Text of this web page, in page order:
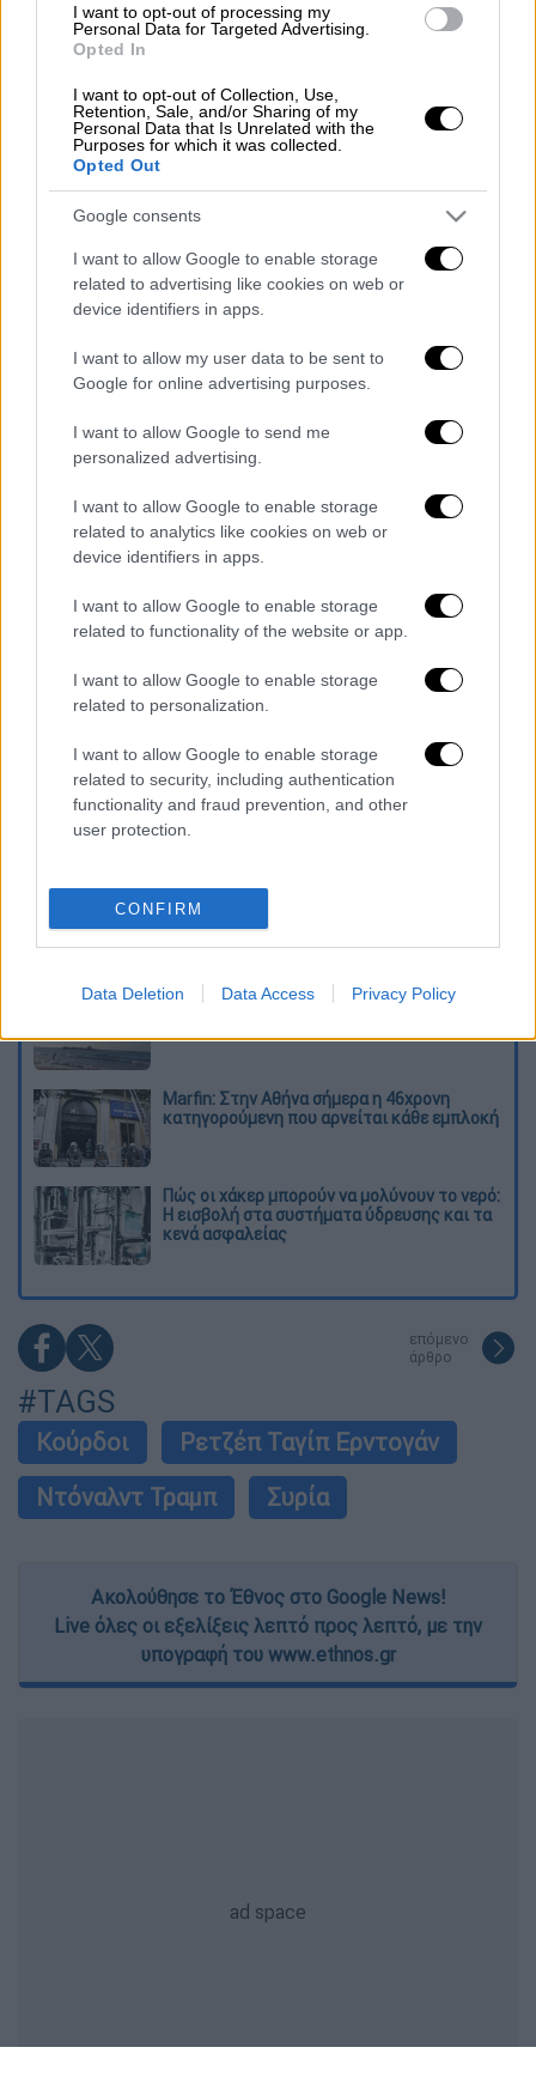
I want to opt-out of processing my
Personal Data for Targeted Advertising.
Opted In
I want to opt-out of Collection, Use,
Retention, Sale, and/or Sharing of my
Personal Data that Is Unrelated with the
Purposes for which it was collected.
Opted Out
Google consents
I want to allow Google to enable storage
related to advertising like cookies on web or
device identifiers in apps.
I want to allow my user data to be sent to
Google for online advertising purposes.
I want to allow Google to send me
personalized advertising.
I want to allow Google to enable storage
related to analytics like cookies on web or
device identifiers in apps.
I want to allow Google to enable storage
related to functionality of the website or app.
I want to allow Google to enable storage
related to personalization.
I want to allow Google to enable storage
related to security, including authentication
functionality and fraud prevention, and other
user protection.
CONFIRM
Data Deletion Data Access Privacy Policy
διμερή θέματα συμπεριλαμβανομένης και
«της συνεχιζόμενης συνεργασίας στη Συρία,
καθώς οι αμερικανικές δυνάμεις ξεκινούν
την αποχώρησή τους» από την περιοχή.
Ο πρόεδρος Τραμπ τόνισε στον Ερντογάν ότι
είναι σημαντικό για τις ΗΠΑ να μην
κακομεταχειριστεί η Τουρκία τους
Κούρδους και τους άλλους συμμάχους της
Ουάσινγκτον στους κόλπους των Συριακών
Δημοκρατικών Δυνάμεων (SDF) «με τους
οποίους πολεμήσαμε για να νικήσουμε το
Ισλαμικό Κράτος», ανέφερε η εκπρόσωπος
του Λευκού Οίκου Σάρα Σάντερς.
Σύμφωνα με τη Σάντερς, ο αρχηγός του
γενικού επιτελείου στρατού Τζόζεφ
Ντάνφορντ πρόκειται να συναντηθεί στις 15
Ιανουαρίου με τον Τούρκο ομόλογό του για
να συνεχίσουν τις διαβουλεύσεις.
Με βάση την ανακοίνωση που εξέδωσε
νωρίτερα η τουρκική προεδρία, οι δύο
πρόεδροι συζήτησαν την εγκαθίδρυση μιας
«ζώνης ασφαλείας» στη βόρεια Συρία,
εκκαθαρισμένης από «τρομοκρατικές
οργανώσεις».
Κυνήγι χρόνου στα λεωφορεία: Οι οδηγοί
της ΟΣΥ καταγγέλλουν δρομολόγια που
Πώς έγινε η τραγωδία στα Μάλια: Η 40χρονη
Marfin: Στην Αθήνα σήμερα η 46χρονη
κατηγορούμενη που αρνείται κάθε εμπλοκή
Πώς οι χάκερ μπορούν να μολύνουν το νερό:
Η εισβολή στα συστήματα ύδρευσης και τα
κενά ασφαλείας
επόμενο
άρθρο
#TAGS
Κούρδοι
Ρετζέπ Ταγίπ Ερντογάν
Ντόναλντ Τραμπ
Συρία
Ακολούθησε το Έθνος στο Google News!
Live όλες οι εξελίξεις λεπτό προς λεπτό, με την
υπογραφή του www.ethnos.gr